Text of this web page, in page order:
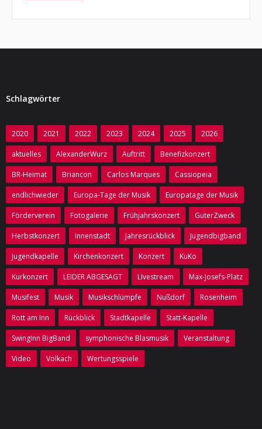
- - Vorstellung
- - Vorstellung
Termine und Auftritte
Verein
- Vorstand
- Kontakt zu uns
- Mitglied werden
Förderverein
Sponsoren
Backstage
- Ausgabe 1 /Herbst 2014
- Ausgabe 2 /Juli 2015
Schlagwörter
2020 2021 2022 2023 2024 2025 2026
aktuelles AlexanderWurz Auftritt Benefizkonzert
BR-Heimat Briancon Carlos Marques Cassiopeia
endlichwieder Europa-Tage der Musik Europatage der Musik
Förderverein Fotogalerie Frühjahrskonzert GuterZweck
Herbstkonzert Innenstadt Jahresrückblick Jugendbigband
Jugendkapelle Kirchenkonzert Konzert KuKo
Kurkonzert LEIDER ABGESAGT LIvestream Max-Josefs-Platz
Musifest Musik Musikschlümpfe Nußdorf Rosenheim
Rott am Inn Rückblick Stadtkapelle Statt-Kapelle
SwingInn BigBand symphonische Blasmusik Veranstaltung
Video Volkach Wertungsspiele